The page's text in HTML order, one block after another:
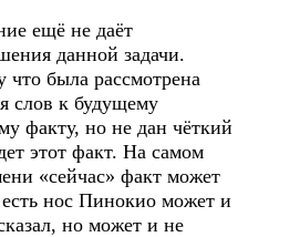
ещё не даёт
данной задачи.
была рассмотрена
слов к будущему
факту, но не дан чёткий
этот факт. На самом
«сейчас» факт может
нос Пинокио может и
но может и не